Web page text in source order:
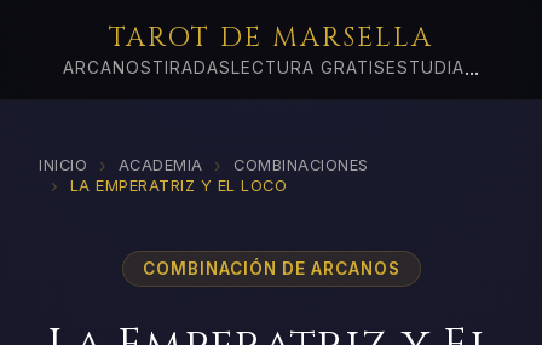
TAROT DE MARSELLA
ARCANOSTIRADAS LECTURA GRATIS ESTUDIA...
INICIO › ACADEMIA › COMBINACIONES
› LA EMPERATRIZ Y EL LOCO
COMBINACIÓN DE ARCANOS